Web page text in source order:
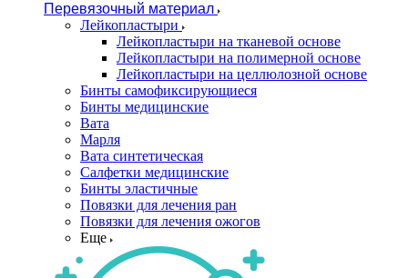
Перевязочный материал
Лейкопластыри
Лейкопластыри на тканевой основе
Лейкопластыри на полимерной основе
Лейкопластыри на целлюлозной основе
Бинты самофиксирующиеся
Бинты медицинские
Вата
Марля
Вата синтетическая
Салфетки медицинские
Бинты эластичные
Повязки для лечения ран
Повязки для лечения ожогов
Еще